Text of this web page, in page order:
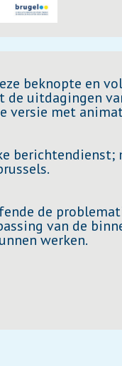
beknopte en
de uitdagingen
met
berichtendienst;
de
van de
werken.